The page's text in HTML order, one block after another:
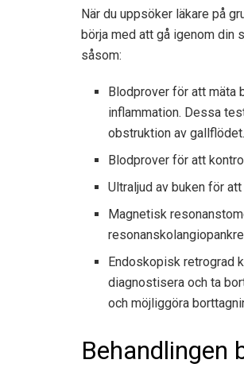
När du uppsöker läkare på
börja med att gå igenom din
såsom:
Blodprover för att mäta
inflammation. Dessa
obstruktion av gallflödet.
Blodprover för att
Ultraljud av buken för
Magnetisk
Endoskopisk retrograd
diagnostisera och ta
och möjliggöra
Behandlingen